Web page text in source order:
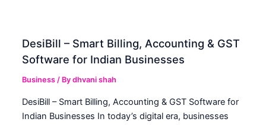
DesiBill – Smart Billing, Accounting & GST
Software for Indian Businesses
Business / Bydhvani shah
DesiBill – Smart Billing, Accounting & GST Software for
Indian Businesses In today’s digital era, businesses